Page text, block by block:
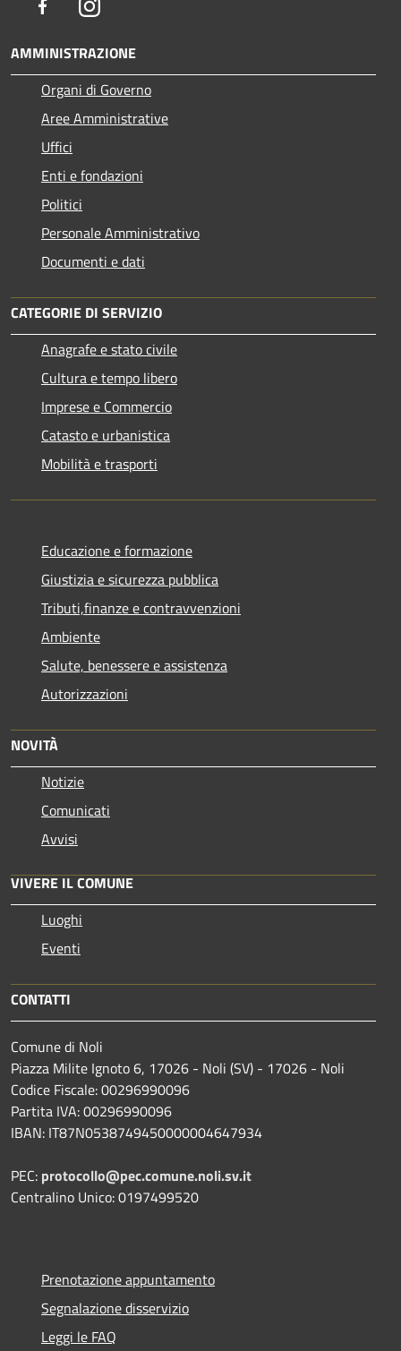
FacebookInstagram
AMMINISTRAZIONE
Organi di Governo
Aree Amministrative
Uffici
Enti e fondazioni
Politici
Personale Amministrativo
Documenti e dati
CATEGORIE DI SERVIZIO
Anagrafe e stato civile
Cultura e tempo libero
Imprese e Commercio
Catasto e urbanistica
Mobilità e trasporti
Educazione e formazione
Giustizia e sicurezza pubblica
Tributi,finanze e contravvenzioni
Ambiente
Salute, benessere e assistenza
Autorizzazioni
NOVITÀ
Notizie
Comunicati
Avvisi
VIVERE IL COMUNE
Luoghi
Eventi
CONTATTI
Comune di Noli
Piazza Milite Ignoto 6, 17026 - Noli (SV) - 17026 - Noli
Codice Fiscale: 00296990096
Partita IVA: 00296990096
IBAN: IT87N0538749450000004647934
PEC: protocollo@pec.comune.noli.sv.it
Centralino Unico: 0197499520
Prenotazione appuntamento
Segnalazione disservizio
Leggi le FAQ